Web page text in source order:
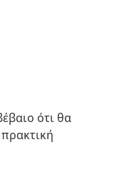
ότι θα